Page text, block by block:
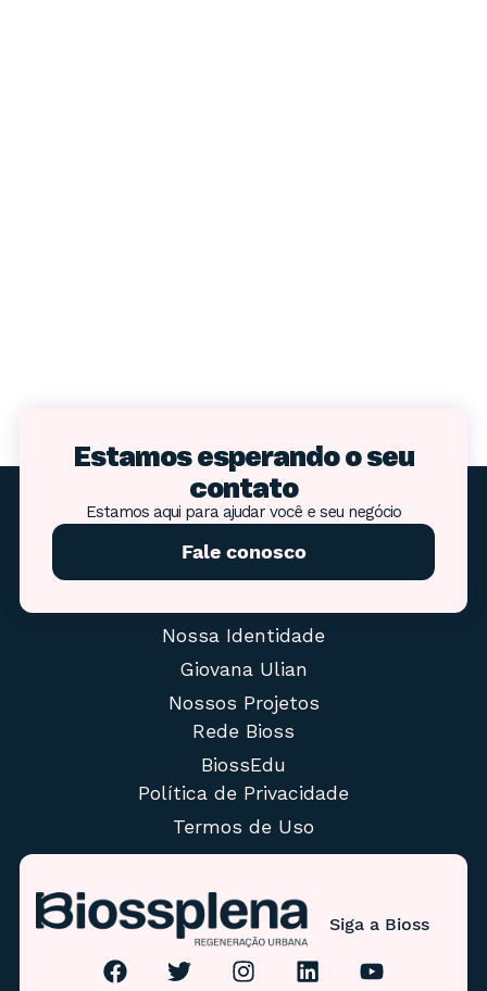
Estamos esperando o seu
contato
Estamos aqui para ajudar você e seu negócio
Fale conosco
Nossa Identidade
Giovana Ulian
Nossos Projetos
Rede Bioss
BiossEdu
Política de Privacidade
Termos de Uso
Siga a Bioss